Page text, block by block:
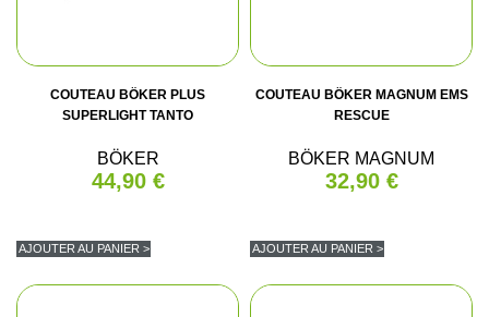
COUTEAU BÖKER PLUS
SUPERLIGHT TANTO
BÖKER
44,90 €
AJOUTER AU PANIER >
COUTEAU BÖKER MAGNUM EMS
RESCUE
BÖKER MAGNUM
32,90 €
AJOUTER AU PANIER >